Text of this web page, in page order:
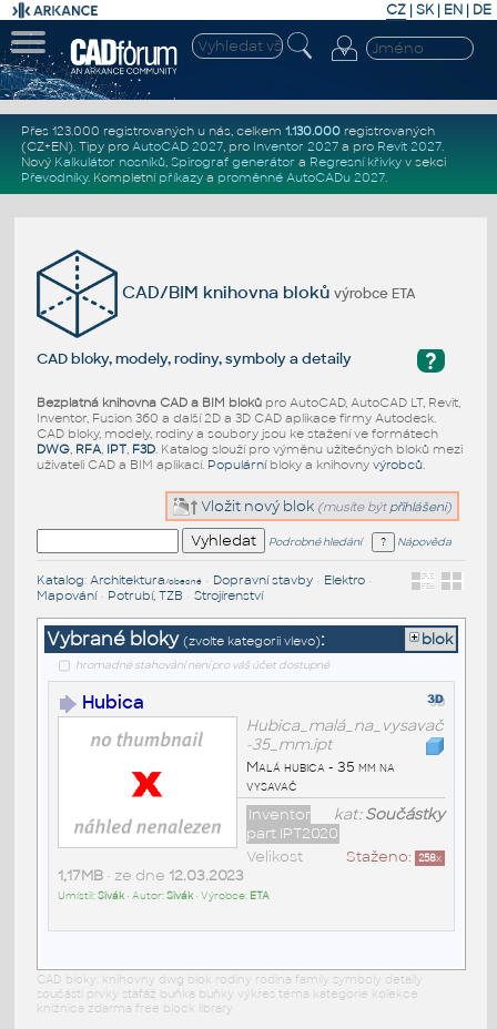
CZ | SK| EN | DE
Přes 123.000 registrovaných u nás, celkem 1.130.000registrovaných
(CZ+EN). Tipy pro AutoCAD 2027, pro Inventor 2027a pro Revit 2027.
Nový Kalkulátor nosníků, Spirograf generátor a Regresní křivkyv sekci
Převodníky. Kompletní příkazya proměnné AutoCADu 2027.
CAD/BIM knihovna blokůvýrobce ETA
?
CAD bloky, modely, rodiny, symboly a detaily
Bezplatná knihovna CAD a BIM blokůpro AutoCAD, AutoCAD LT, Revit,
Inventor, Fusion 360 a další 2D a 3D CAD aplikace firmy Autodesk.
CAD bloky, modely, rodiny a soubory jsou ke stažení ve formátech
DWG, RFA, IPT, F3D. Katalog slouží pro výměnu užitečných bloků mezi
uživateli CAD a BIM aplikací. Populárníbloky a knihovny výrobců.
Vložit nový blok (musíte být přihlášeni)
Podrobné hledání Nápověda
Katalog: Architektura/obecné• Dopravní stavby• Elektro•
Mapování• Potrubí, TZB • Strojírenství
Vybrané bloky (zvolte kategorii vlevo): blok
hromadné stahování není pro váš účet dostupné
Hubica
Hubica_malá_na_vysavač
-35_mm.ipt
Malá hubica - 35 mm na
vysavač
kat:Součástky
Inventor
part IPT2020
Staženo: 258x
Velikost
1,17MB• ze dne 12.03.2023
Umístil:Sivák• Autor:Sivák• Výrobce: ETA
CAD bloky: knihovny dwg blok rodiny rodina family symboly detaily
součásti prvky stafáž buňka buňky výkres téma kategorie kolekce
knižnica zdarma free block library